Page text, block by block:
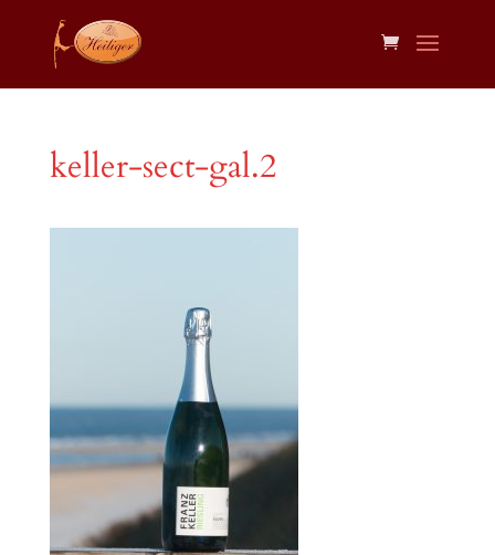
keller-sect-gal.2